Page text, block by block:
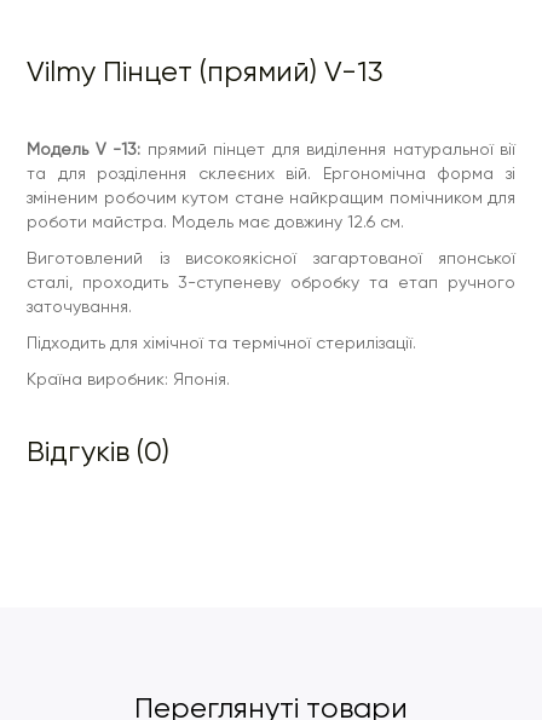
Vilmy Пінцет (прямий) V-13
Модель V -13: прямий пінцет для виділення натуральної вії
та для розділення склеєних вій. Ергономічна форма зі
зміненим робочим кутом стане найкращим помічником для
роботи майстра. Модель має довжину 12.6 см.
Виготовлений із високоякісної загартованої японської
сталі, проходить 3-ступеневу обробку та етап ручного
заточування.
Підходить для хімічної та термічної стерилізації.
Країна виробник: Японія.
Відгуків (0)
Переглянуті товари